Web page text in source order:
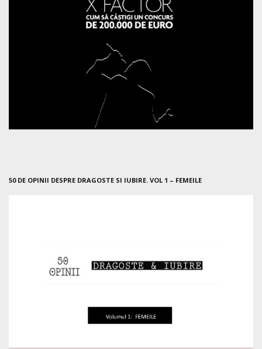
50 DE OPINII DESPRE DRAGOSTE SI IUBIRE. VOL 1 – FEMEILE